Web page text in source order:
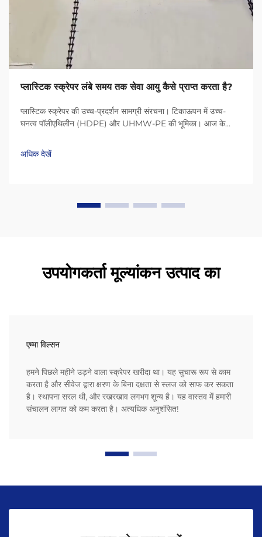
प्लास्टिक स्क्रेपर लंबे समय तक सेवा आयु कैसे प्राप्त करता है?
प्लास्टिक स्क्रेपर की उच्च-प्रदर्शन सामग्री संरचना। टिकाऊपन में उच्च-
घनत्व पॉलीएथिलीन (HDPE) और UHMW-PE की भूमिका। आज के
(अल्ट्रा-हाई मॉलिक्यूलर वेट पॉलीएथिलीन) जैसी सामग्री के कारण बहुत लंबे
समय तक चलते हैं...
अधिक देखें
उपयोगकर्ता मूल्यांकन उत्पाद का
एम्मा विल्सन
हमने पिछले महीने उड़ने वाला स्क्रेपर खरीदा था। यह सुचारू रूप से काम
करता है और सीवेज द्वारा क्षरण के बिना दक्षता से स्लज को साफ कर सकता
है। स्थापना सरल थी, और रखरखाव लगभग शून्य है। यह वास्तव में हमारी
संचालन लागत को कम करता है। अत्यधिक अनुशंसित!